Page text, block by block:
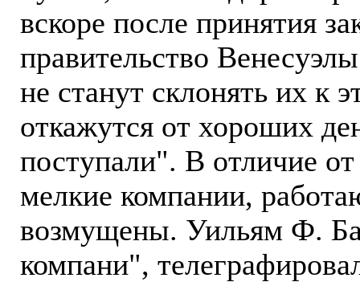
вскоре после принятия
правительство
не станут склонять их к
откажутся от хороших
поступали". В отличие
мелкие компании,
возмущены. Уильям Ф.
компани",